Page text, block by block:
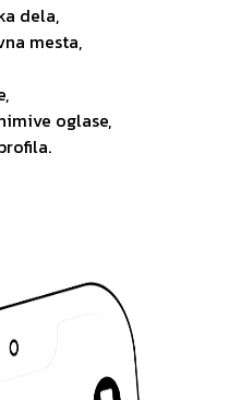
dela,
mesta,
oglase,